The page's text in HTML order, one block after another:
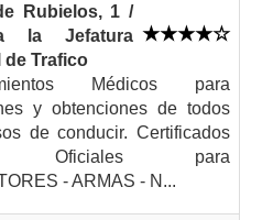
Rubielos, 1 /
la Jefatura
de Trafico
Médicos para
y obtenciones de todos
de conducir. Certificados
Oficiales para
- ARMAS - N...